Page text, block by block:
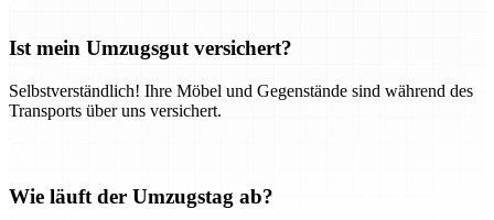
Ist mein Umzugsgut versichert?
Selbstverständlich! Ihre Möbel und Gegenstände sind während des
Transports über uns versichert.
Wie läuft der Umzugstag ab?